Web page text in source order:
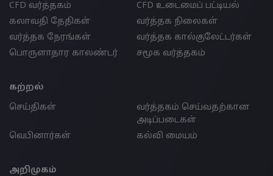
CFD வர்த்தகம்
CFD உடைமைப் பட்டியல்
கலாவதி தேதிகள்
வர்த்தக நிலைகள்
வர்த்தக நேரங்கள்
வர்த்தக கால்குலேட்டர்கள்
பொருளாதார காலண்டர்
சமூக வர்த்தகம்
கற்றல்
செய்திகள்
வர்த்தகம் செய்வதற்கான
அடிப்படைகள்
வெபினார்கள்
கல்வி மையம்
அறிமுகம்